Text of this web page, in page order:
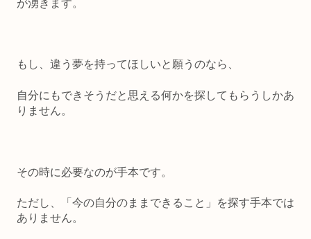
が湧きます。
もし、違う夢を持ってほしいと願うのなら、
自分にもできそうだと思える何かを探してもらうしかあ
りません。
その時に必要なのが手本です。
ただし、「今の自分のままできること」を探す手本では
ありません。